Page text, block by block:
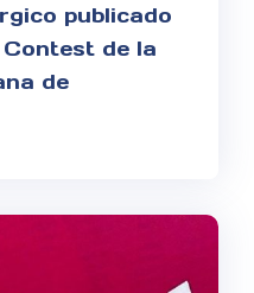
publicado
de la
de